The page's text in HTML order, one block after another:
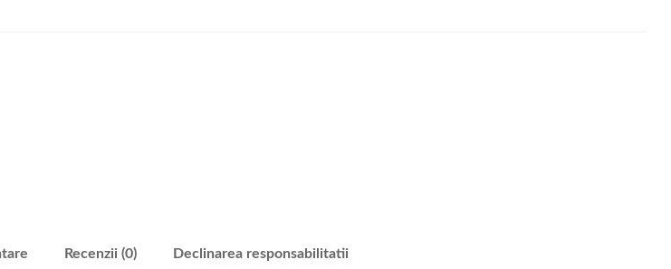
Recenzii (0) Declinarea responsabilitatii